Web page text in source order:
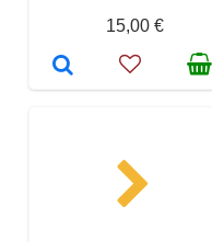
15,00 €